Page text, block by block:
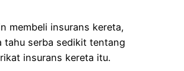
membeli insurans kereta,
tahu serba sedikit tentang
insurans kereta itu.